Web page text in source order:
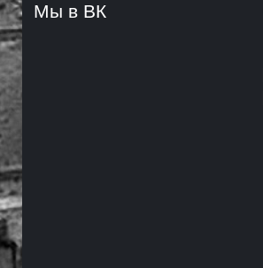
Мы в ВК